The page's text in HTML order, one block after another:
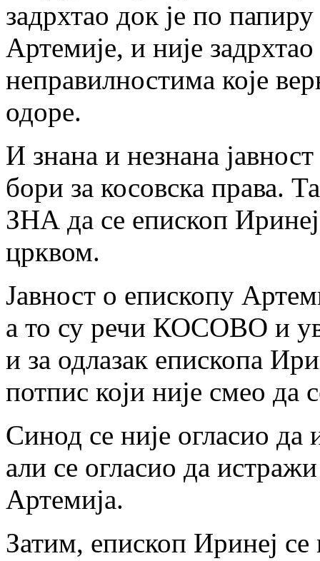
задрхтао док је по
Артемије, и није
неправилностима које
одоре.
И знана и незнана
бори за косовска права.
ЗНА да се епископ
црквом.
Јавност о епископу
а то су речи КОСОВО и
и за одлазак епископа
потпис који није смео да
Синод се није огласио да
али се огласио да
Артемија.
Затим, епископ Иринеј